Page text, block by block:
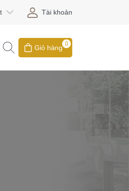
Tài khoản
Giỏ hàng 0